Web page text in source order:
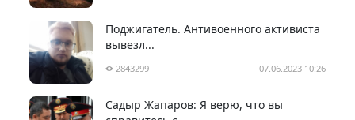
Поджигатель. Антивоенного активиста
вывезл...
2843299 07.06.2023 10:26
Садыр Жапаров: Я верю, что вы